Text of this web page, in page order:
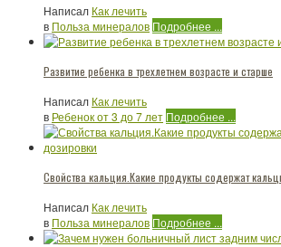
Написал Как лечить
в Польза минералов Подробнее ...
Развитие ребенка в трехлетнем возрасте и старше
Написал Как лечить
в Ребенок от 3 до 7 лет Подробнее ...
Свойства кальция.Какие продукты содержат
Написал Как лечить
в Польза минералов Подробнее ...